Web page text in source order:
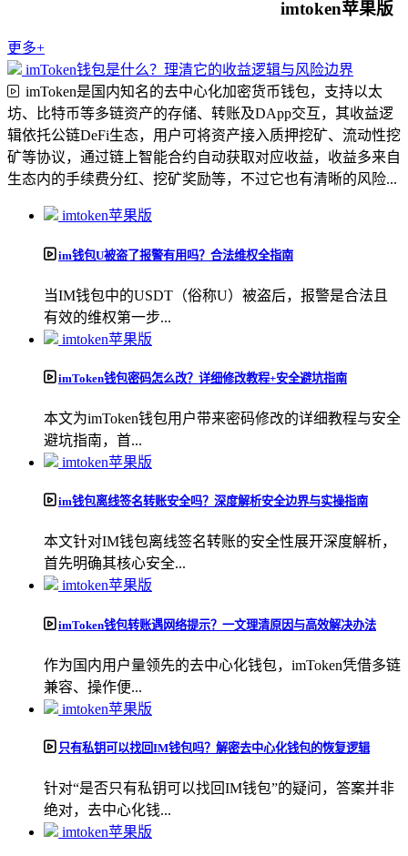
imtoken苹果版
更多+
imToken钱包是什么？理清它的收益逻辑与风险边界
imToken是国内知名的去中心化加密货币钱包，支持以太
坊、比特币等多链资产的存储、转账及DApp交互，其收益逻
辑依托公链DeFi生态，用户可将资产接入质押挖矿、流动性挖
矿等协议，通过链上智能合约自动获取对应收益，收益多来自
生态内的手续费分红、挖矿奖励等，不过它也有清晰的风险...
imtoken苹果版
im钱包U被盗了报警有用吗？合法维权全指南
当IM钱包中的USDT（俗称U）被盗后，报警是合法且
有效的维权第一步...
imtoken苹果版
imToken钱包密码怎么改？详细修改教程+安全避坑指南
本文为imToken钱包用户带来密码修改的详细教程与安全
避坑指南，首...
imtoken苹果版
im钱包离线签名转账安全吗？深度解析安全边界与实操指南
本文针对IM钱包离线签名转账的安全性展开深度解析，
首先明确其核心安全...
imtoken苹果版
imToken钱包转账遇网络提示？一文理清原因与高效解决办法
作为国内用户量领先的去中心化钱包，imToken凭借多链
兼容、操作便...
imtoken苹果版
只有私钥可以找回IM钱包吗？解密去中心化钱包的恢复逻辑
针对“是否只有私钥可以找回IM钱包”的疑问，答案并非
绝对，去中心化钱...
imtoken苹果版